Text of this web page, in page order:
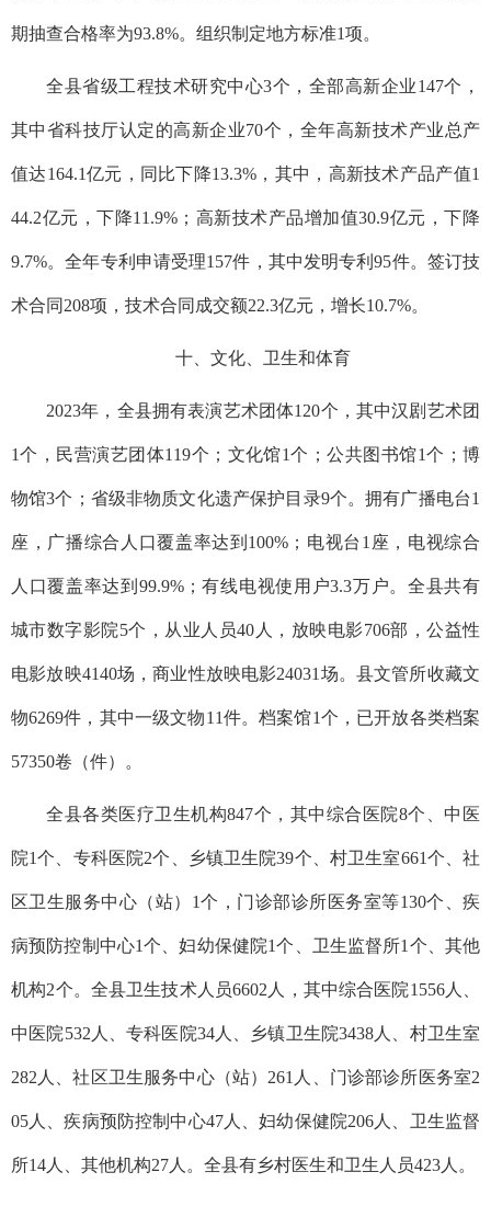
期抽查合格率为93.8%。组织制定地方标准1项。
全县省级工程技术研究中心3个，全部高新企业147个，
其中省科技厅认定的高新企业70个，全年高新技术产业总产
值达164.1亿元，同比下降13.3%，其中，高新技术产品产值1
44.2亿元，下降11.9%；高新技术产品增加值30.9亿元，下降
9.7%。全年专利申请受理157件，其中发明专利95件。签订技
术合同208项，技术合同成交额22.3亿元，增长10.7%。
十、文化、卫生和体育
2023年，全县拥有表演艺术团体120个，其中汉剧艺术团
1个，民营演艺团体119个；文化馆1个；公共图书馆1个；博
物馆3个；省级非物质文化遗产保护目录9个。拥有广播电台1
座，广播综合人口覆盖率达到100%；电视台1座，电视综合
人口覆盖率达到99.9%；有线电视使用户3.3万户。全县共有
城市数字影院5个，从业人员40人，放映电影706部，公益性
电影放映4140场，商业性放映电影24031场。县文管所收藏文
物6269件，其中一级文物11件。档案馆1个，已开放各类档案
57350卷（件）。
全县各类医疗卫生机构847个，其中综合医院8个、中医
院1个、专科医院2个、乡镇卫生院39个、村卫生室661个、社
区卫生服务中心（站）1个，门诊部诊所医务室等130个、疾
病预防控制中心1个、妇幼保健院1个、卫生监督所1个、其他
机构2个。全县卫生技术人员6602人，其中综合医院1556人、
中医院532人、专科医院34人、乡镇卫生院3438人、村卫生室
282人、社区卫生服务中心（站）261人、门诊部诊所医务室2
05人、疾病预防控制中心47人、妇幼保健院206人、卫生监督
所14人、其他机构27人。全县有乡村医生和卫生人员423人。